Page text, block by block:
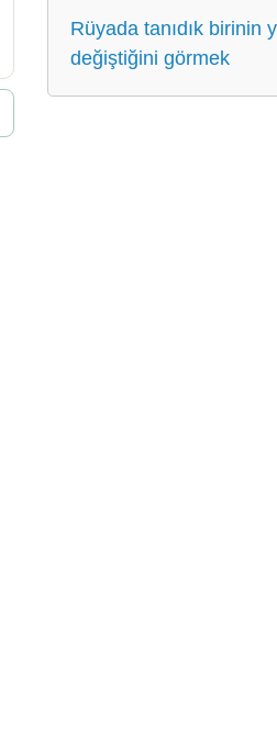
Rüyada tanıdık birinin
değiştiğini görmek